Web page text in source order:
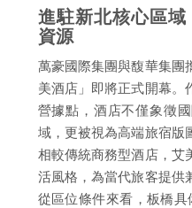
進駐新北核心區
資源
萬豪國際集團與馥華集團
美酒店」即將正式開幕。
營據點，酒店不僅象徵
域，更被視為高端旅宿版
相較傳統商務型酒店，艾
活風格，為當代旅客提供
從區位條件來看，板橋